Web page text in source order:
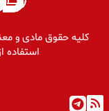
کلیه حقوق مادی و
استفاده